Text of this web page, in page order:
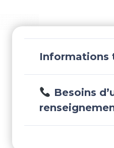
GS41154
Informations
Besoins